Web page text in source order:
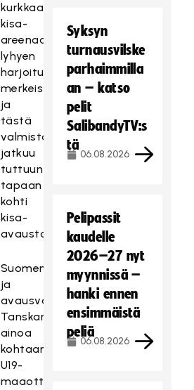
kurkkaamaan
kisa-
areenaa
lyhyen
harjoituksen
merkeissä,
ja
tästä
valmistautuminen
jatkuu
tuttuun
tapaan
kohti
kisa-
avausta.
Suomen
ja
avausvastustaja
Tanskan
ainoa
kohtaaminen
U19-
maaottelussa
Syksyn
turnausvilske
parhaimmilla
an – katso
pelit
SalibandyTV:s
tä
06.08.2026
Pelipassit
kaudelle
2026–27 nyt
myynnissä –
hanki ennen
ensimmäistä
peliä
06.08.2026